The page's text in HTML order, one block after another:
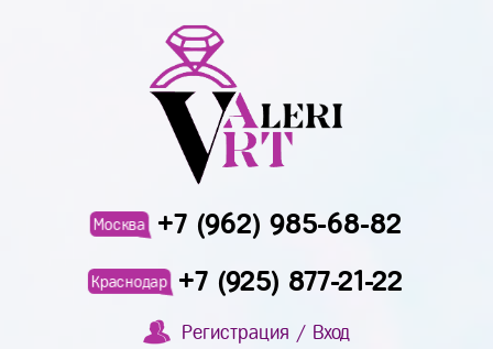
Москва +7 (962) 985-68-82
Краснодар +7 (925) 877-21-22
Регистрация / Вход